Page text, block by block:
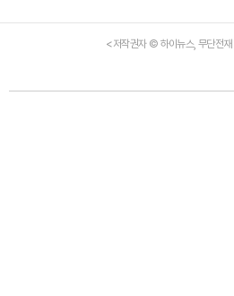
<저작권자 © 하이뉴스, 무단전재